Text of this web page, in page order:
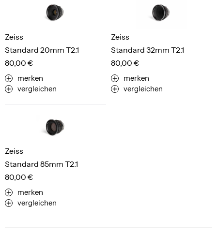
Standard 20mm T2.1
Zeiss
80,00 €
merken
vergleichen
Standard 32mm T2.1
Zeiss
80,00 €
merken
vergleichen
Standard 85mm T2.1
Zeiss
80,00 €
merken
vergleichen